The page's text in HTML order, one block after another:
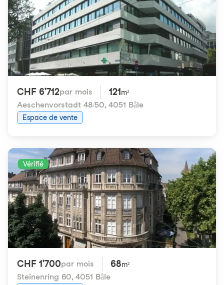
CHF 6'712par mois 121 m²
Aeschenvorstadt 48/50, 4051 Bâle
Espace de vente
Vérifié
CHF 1'700par mois 68m²
Steinenring 60, 4051 Bâle